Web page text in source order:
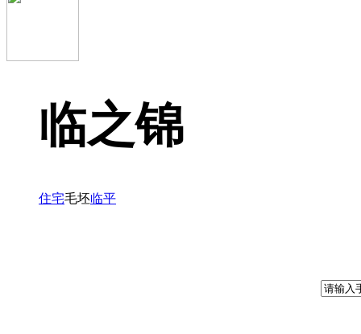
临之锦
住宅毛坯临平